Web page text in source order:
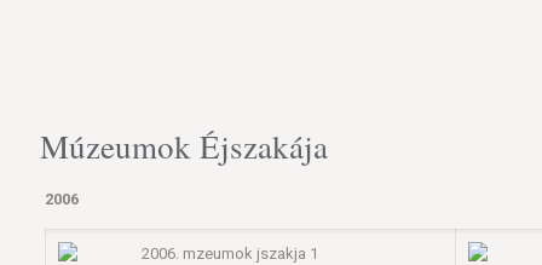
Múzeumok Éjszakája
2006